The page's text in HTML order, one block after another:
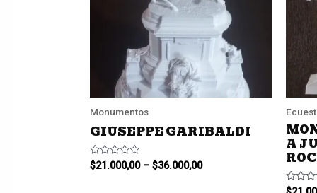
Monumentos
GIUSEPPE GARIBALDI
Valorado
en
$21.000,00– $36.000,00
A